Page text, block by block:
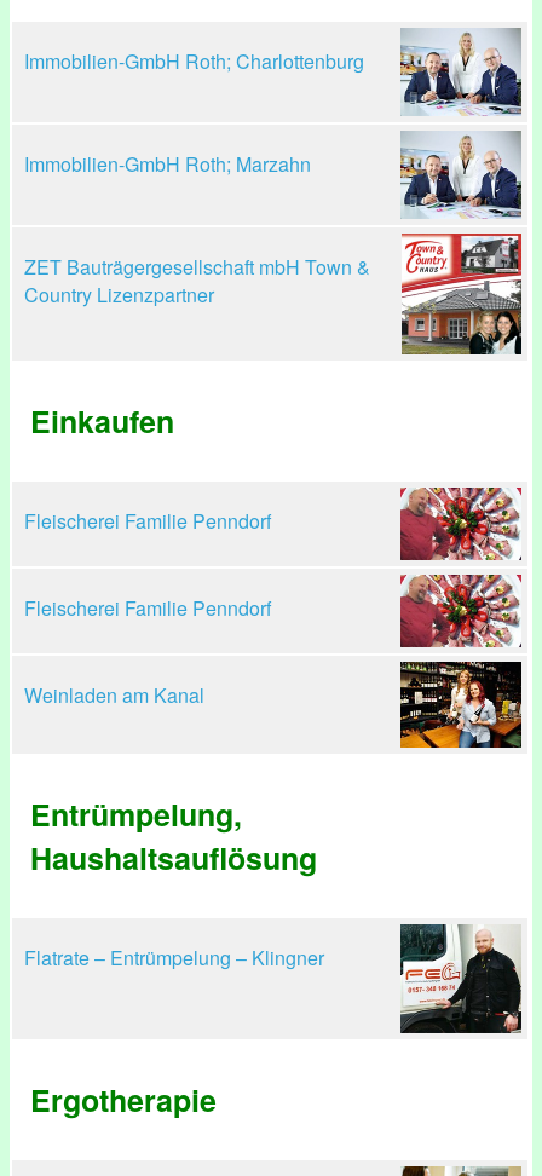
Immobilien-GmbH Roth; Charlottenburg
Immobilien-GmbH Roth; Marzahn
ZET Bauträgergesellschaft mbH Town &
Country Lizenzpartner
Einkaufen
Fleischerei Familie Penndorf
Fleischerei Familie Penndorf
Weinladen am Kanal
Entrümpelung,
Haushaltsauflösung
Flatrate – Entrümpelung – Klingner
Ergotherapie